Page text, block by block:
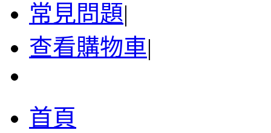
常見問題|
查看購物車|
首頁